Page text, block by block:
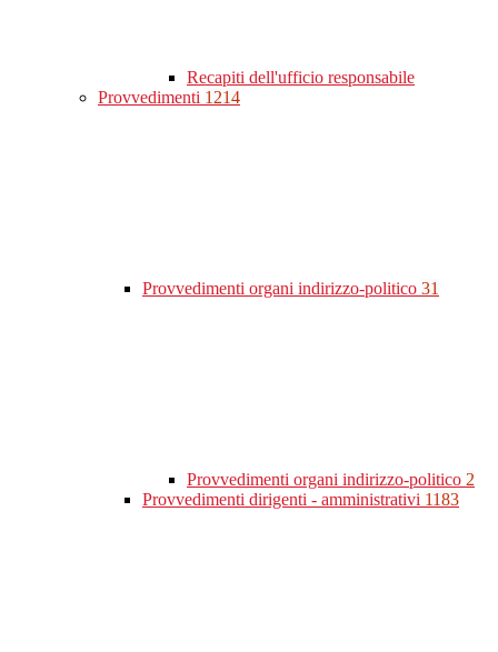
Recapiti dell'ufficio responsabile
Provvedimenti 1214
Provvedimenti organi indirizzo-politico 31
Provvedimenti organi indirizzo-politico 2
Provvedimenti dirigenti - amministrativi 1183